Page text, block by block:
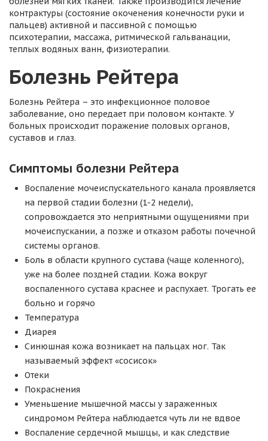
контрактуры (состояние окоченения конечности руки и
пальцев) активной и пассивной с помощью
психотерапии, массажа, ритмической гальванации,
теплых водяных ванн, физиотерапии.
Болезнь Рейтера
Болезнь Рейтера – это инфекционное половое
заболевание, оно передает при половом контакте. У
больных происходит поражение половых органов,
суставов и глаз.
Симптомы болезни Рейтера
Воспаление мочеиспускательного канала проявляется
на первой стадии болезни (1-2 недели),
сопровождается это неприятными ощущениями при
мочеиспускании, а позже и отказом работы почечной
системы органов.
Боль в области крупного сустава (чаще коленного),
уже на более поздней стадии. Кожа вокруг
воспаленного сустава краснее и распухает. Трогать ее
больно и горячо
Температура
Диарея
Синюшная кожа возникает на пальцах ног. Так
называемый эффект «сосисок»
Отеки
Покраснения
Уменьшение мышечной массы у зараженных
синдромом Рейтера наблюдается чуть ли не вдвое
Воспаление сердечной мышцы, и как следствие